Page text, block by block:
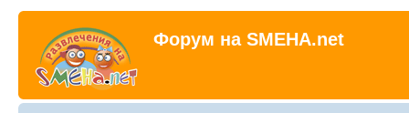
Форум на SMEHA.net